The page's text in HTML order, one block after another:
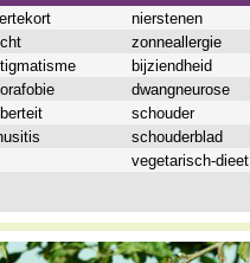
nierstenen
zonneallergie
bijziendheid
dwangneurose
schouder
schouderblad
vegetarisch-dieet